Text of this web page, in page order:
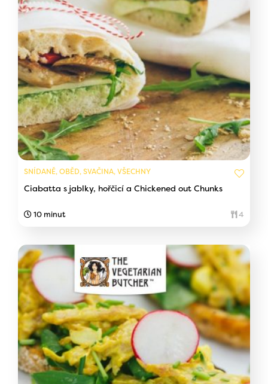
SNÍDANĚ, OBĚD, SVAČINA, VŠECHNY
Ciabatta s jablky, hořčicí a Chickened out Chunks
10 minut 4